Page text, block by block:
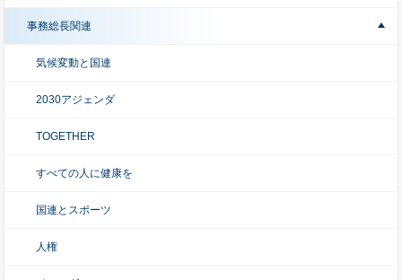
事務総長関連
気候変動と国連
2030アジェンダ
TOGETHER
すべての人に健康を
国連とスポーツ
人権